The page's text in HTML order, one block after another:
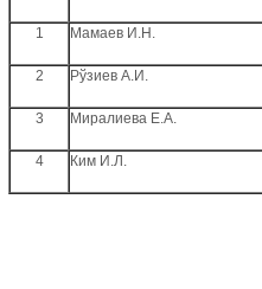
1 Мамаев И.Н.
2 Рўзиев А.И.
3 Миралиева Е.А.
4 Ким И.Л.